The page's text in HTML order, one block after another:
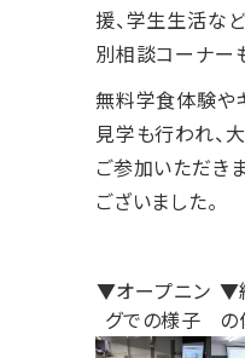
援、学生生活な
別相談コーナー
無料学食体験や
見学も行われ、
ご参加いただき
ございました。
▼オープニン
グでの様子
▼
の